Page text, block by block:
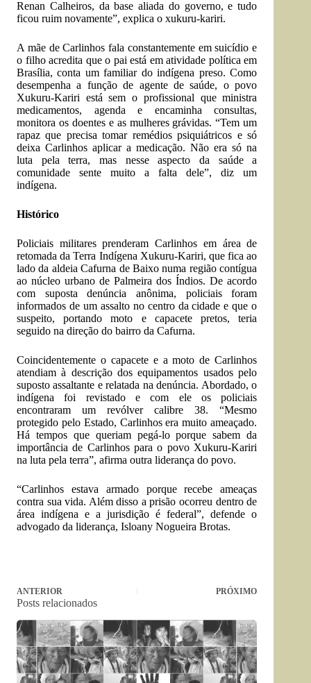
Renan Calheiros, da base aliada do governo, e tudo
ficou ruim novamente”, explica o xukuru-kariri.
A mãe de Carlinhos fala constantemente em suicídio e
o filho acredita que o pai está em atividade política em
Brasília, conta um familiar do indígena preso. Como
desempenha a função de agente de saúde, o povo
Xukuru-Kariri está sem o profissional que ministra
medicamentos, agenda e encaminha consultas,
monitora os doentes e as mulheres grávidas. “Tem um
rapaz que precisa tomar remédios psiquiátricos e só
deixa Carlinhos aplicar a medicação. Não era só na
luta pela terra, mas nesse aspecto da saúde a
comunidade sente muito a falta dele”, diz um
indígena.
Histórico
Policiais militares prenderam Carlinhos em área de
retomada da Terra Indígena Xukuru-Kariri, que fica ao
lado da aldeia Cafurna de Baixo numa região contígua
ao núcleo urbano de Palmeira dos Índios. De acordo
com suposta denúncia anônima, policiais foram
informados de um assalto no centro da cidade e que o
suspeito, portando moto e capacete pretos, teria
seguido na direção do bairro da Cafurna.
Coincidentemente o capacete e a moto de Carlinhos
atendiam à descrição dos equipamentos usados pelo
suposto assaltante e relatada na denúncia. Abordado, o
indígena foi revistado e com ele os policiais
encontraram um revólver calibre 38. “Mesmo
protegido pelo Estado, Carlinhos era muito ameaçado.
Há tempos que queriam pegá-lo porque sabem da
importância de Carlinhos para o povo Xukuru-Kariri
na luta pela terra”, afirma outra liderança do povo.
“Carlinhos estava armado porque recebe ameaças
contra sua vida. Além disso a prisão ocorreu dentro de
área indígena e a jurisdição é federal”, defende o
advogado da liderança, Isloany Nogueira Brotas.
ANTERIOR PRÓXIMO
Posts relacionados